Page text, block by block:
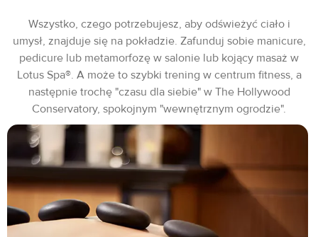
Wszystko, czego potrzebujesz, aby odświeżyć ciało i
umysł, znajduje się na pokładzie. Zafunduj sobie manicure,
pedicure lub metamorfozę w salonie lub kojący masaż w
Lotus Spa®. A może to szybki trening w centrum fitness, a
następnie trochę "czasu dla siebie" w The Hollywood
Conservatory, spokojnym "wewnętrznym ogrodzie".